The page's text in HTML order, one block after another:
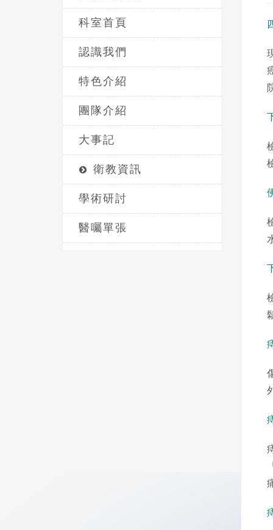
科室首頁
認識我們
特色介紹
團隊介紹
大事記
衛教資訊
學術研討
醫囑單張